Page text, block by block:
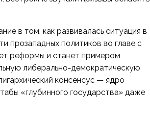
в том, как развивалась ситуация в
прозападных политиков во главе с
реформы и станет примером
либерально-демократическую
консенсус — ядро
«глубинного государства» даже